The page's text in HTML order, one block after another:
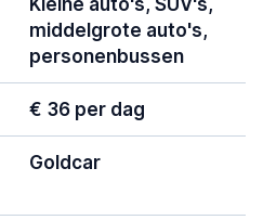
Kleine auto's, SUV's,
middelgrote auto's,
personenbussen
€ 36 per dag
Goldcar